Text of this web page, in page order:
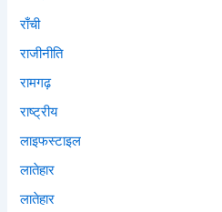
राँची
राजीनीति
रामगढ़
राष्ट्रीय
लाइफस्टाइल
लातेहार
लातेहार